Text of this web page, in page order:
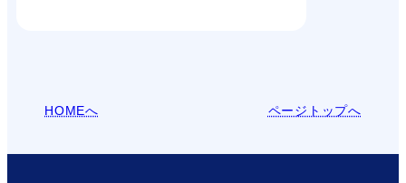
HOMEへ ページトップへ